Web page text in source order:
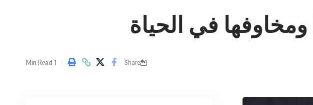
في الحياة
Share
1 Min Read